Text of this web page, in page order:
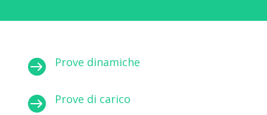
 Prove dinamiche
 Prove di carico